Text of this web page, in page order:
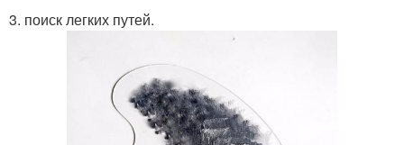
3. поиск легких путей.